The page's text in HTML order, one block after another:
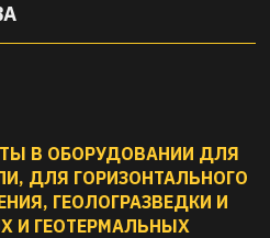
В ОБОРУДОВАНИИ ДЛЯ
ДЛЯ ГОРИЗОНТАЛЬНОГО
ГЕОЛОГРАЗВЕДКИ И
И ГЕОТЕРМАЛЬНЫХ